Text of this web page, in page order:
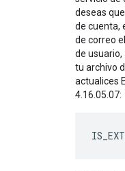
deseas
de cuenta,
de correo
de usuario,
tu archivo
actualices
4.16.05.07: